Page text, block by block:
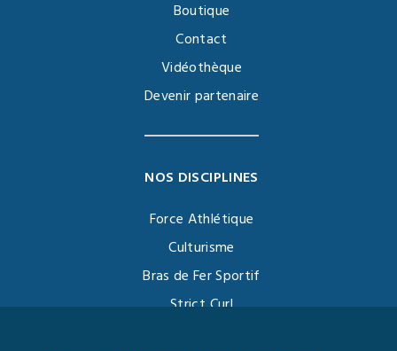
Boutique
Contact
Vidéothèque
Devenir partenaire
NOS DISCIPLINES
Force Athlétique
Culturisme
Bras de Fer Sportif
Strict Curl